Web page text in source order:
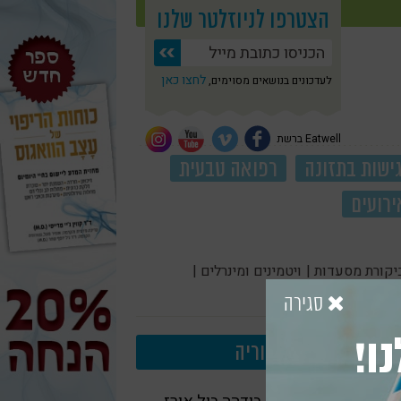
הצטרפו לניוזלטר שלנו
לעדכונים בנושאים מסוימים, לחצו כאן
Eatwell ברשת
גישות בתזונה
רפואה טבעית
מסעדות | ויטמינים ומינרלים |
עוד בקטגוריה
סגירה